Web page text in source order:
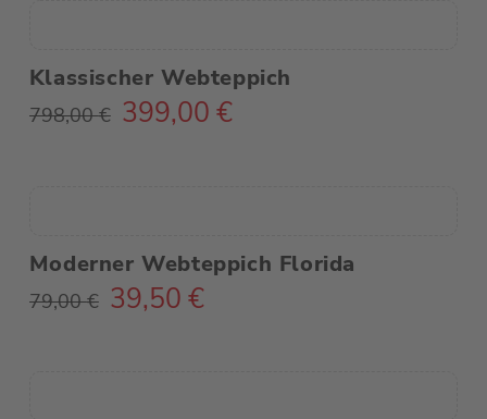
Klassischer Webteppich
798,00€ Ursprünglicher
Preis
399,00 €Aktueller
Preis
Moderner Webteppich Florida
79,00€ Ursprünglicher
Preis
39,50 €Aktueller
Preis